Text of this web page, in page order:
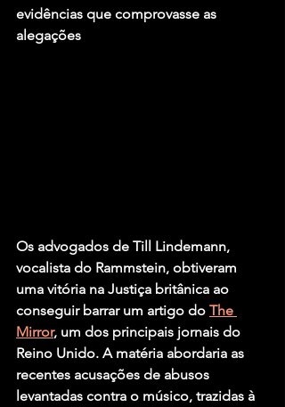
evidências que comprovasse as
alegações
Os advogados de Till Lindemann,
vocalista do Rammstein, obtiveram
uma vitória na Justiça britânica ao
conseguir barrar um artigo do The
Mirror, um dos principais jornais do
Reino Unido. A matéria abordaria as
recentes acusações de abusos
levantadas contra o músico, trazidas à